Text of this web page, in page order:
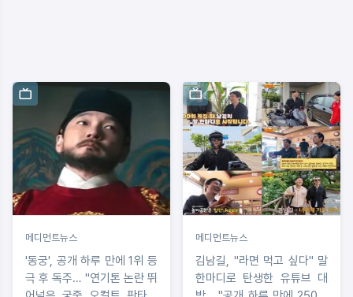
메디먼트뉴스
'동궁', 공개 하루 만에 1위 등
극 후 독주… "연기톤 논란 뛰
메디먼트뉴스
김남길, "라면 먹고 싶다" 말
한마디로 탄생한 유튜브 대